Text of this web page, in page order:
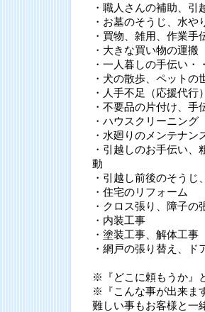
・職人さんの補助、引
・お墓のそうじ、水や
・買物、雑用、作業手
・大きな買い物の運搬
・一人暮しの手伝い・
・犬の散歩、ペットの
・人手不足（応援代行）
・不要品の片付け、手
・ハウスクリーニング
・水廻りのメンテナン
・引越しのお手伝い
動
・引越し前後のそう
・住宅のリフォーム
・クロス張り、障子の
・内装工事
・塗装工事、解体工事
・網戸の張り替え、ド
※『どこに頼もうか』
※『こんな事が出来ま
難しい事もお客様と一